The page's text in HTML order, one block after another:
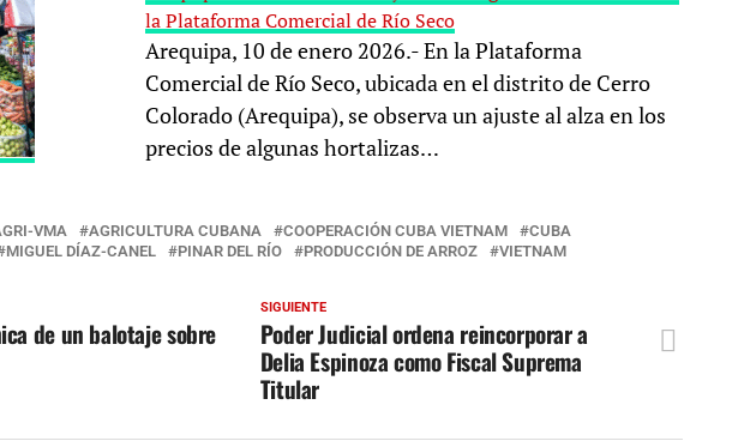
la Plataforma Comercial de Río Seco
Arequipa, 10 de enero 2026.- En la Plataforma
Comercial de Río Seco, ubicada en el distrito de Cerro
Colorado (Arequipa), se observa un ajuste al alza en los
precios de algunas hortalizas…
VMA AGRICULTURA CUBANA COOPERACIÓN CUBA VIETNAM
CUBA
MIGUEL DÍAZ-CANEL PINAR DEL RÍO PRODUCCIÓN DE ARROZ VIETNAM
SIGUIENTE
Poder Judicial ordena reincorporar a
Delia Espinoza como Fiscal Suprema
Titular
de un balotaje sobre